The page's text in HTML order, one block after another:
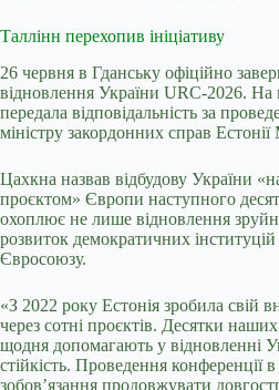
Таллінн перехопив ініціативу
26 червня в Гданську офіційно
відновлення України URC-2026. На
передала відповідальність за
міністру закордонних справ
Цахкна назвав відбудову України
проєктом» Європи наступного
охоплює не лише відновлення
розвиток демократичних інституцій
Євросоюзу.
«З 2022 року Естонія зробила свій
через сотні проєктів. Десятки
щодня допомагають у відновленні
стійкість. Проведення конференції
зобов’язання продовжувати